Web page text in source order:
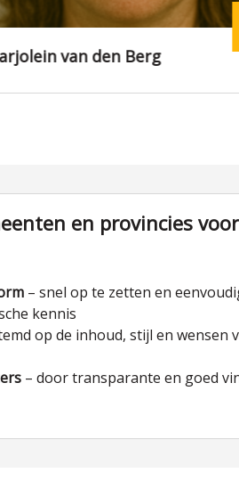
Boer
en provincies
– snel op te zetten en
kennis
op de inhoud, stijl en wensen
– door transparante en goed